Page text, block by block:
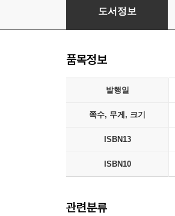
시골의사 박경철의 자기
도서정보
품목정보
발행일
쪽수, 무게, 크기
ISBN13
ISBN10
관련분류